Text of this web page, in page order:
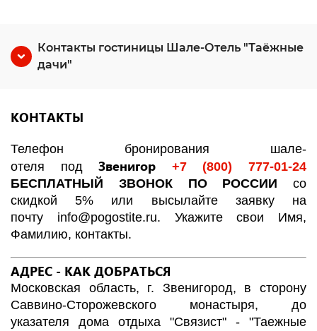
Контакты гостиницы Шале-Отель "Таёжные
дачи"
КОНТАКТЫ
Телефон бронирования шале-
отеля подЗвенигор
+7 (800) 777-01-24
БЕСПЛАТНЫЙ ЗВОНОК ПО РОССИИ со
скидкой 5% или высылайте заявку на
почту info@pogostite.ru. Укажите свои Имя,
Фамилию, контакты.
АДРЕС - КАК ДОБРАТЬСЯ
Московская область, г. Звенигород, в сторону
Саввино-Сторожевского монастыря, до
указателя дома отдыха "Связист" - "Таежные